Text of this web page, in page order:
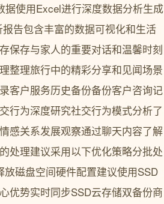
据使用Excel进行深度数据分析生成
告包含丰富的数据可视化和生活
保存与家人的重要对话和温馨时刻
整理旅行中的精彩分享和见闻场景
客户服务历史备份备份客户咨询记
行为深度研究社交行为模式分析了
感关系发展观察通过聊天内容了解
处理建议采用以下优化策略分批处
磁盘空间硬件配置建议使用SSD
优势实时同步SSD云存储双备份商